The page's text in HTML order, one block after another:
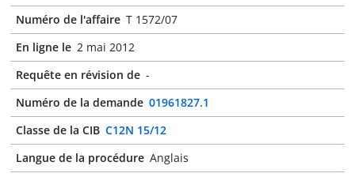
Numéro de l'affaire T 1572/07
En ligne le 2 mai 2012
Requête en révision de -
Numéro de la demande 01961827.1
Classe de la CIB C12N 15/12
Langue de la procédure Anglais